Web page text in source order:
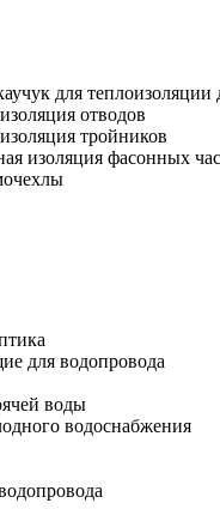
для теплоизоляции
отводов
тройников
изоляция фасонных
для водопровода
воды
водоснабжения